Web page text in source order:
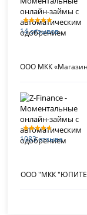
14 отзывов
ООО МКК
1083 отзыва
ООО "МКК